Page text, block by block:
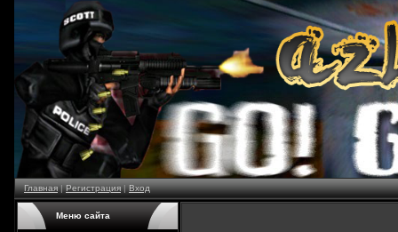
Главная|Регистрация|Вход
Меню сайта